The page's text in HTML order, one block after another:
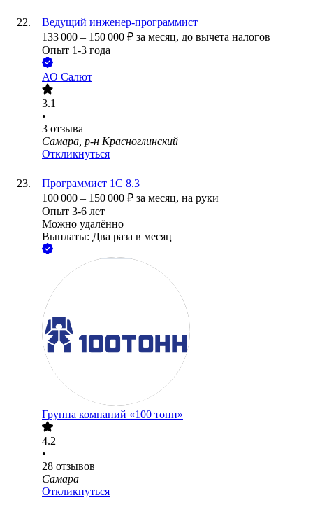
Ведущий инженер-программист
133 000 – 150 000 ₽ за месяц, до вычета налогов
Опыт 1-3 года
АО Салют
3.1
•
3 отзыва
Самара, р-н Красноглинский
Откликнуться
Программист 1C 8.3
100 000 – 150 000 ₽ за месяц, на руки
Опыт 3-6 лет
Можно удалённо
Выплаты: Два раза в месяц
Группа компаний «100 тонн»
4.2
•
28 отзывов
Самара
Откликнуться